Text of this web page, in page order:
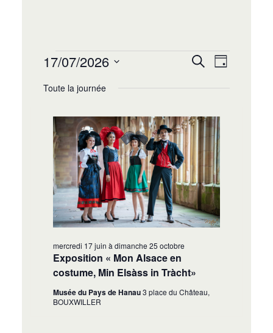
Recherche
navigation
de
vues
Recherche
vues
Jour
17/07/2026
une
Toute la journée
Exposition « Mon Alsace en
costume, Min Elsàss in Tràcht»
mercredi 17 juinàdimanche 25 octobre
Musée du Pays de Hanau3 place du Château,
BOUXWILLER